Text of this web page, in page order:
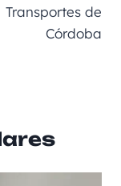
Transportes de
Córdoba